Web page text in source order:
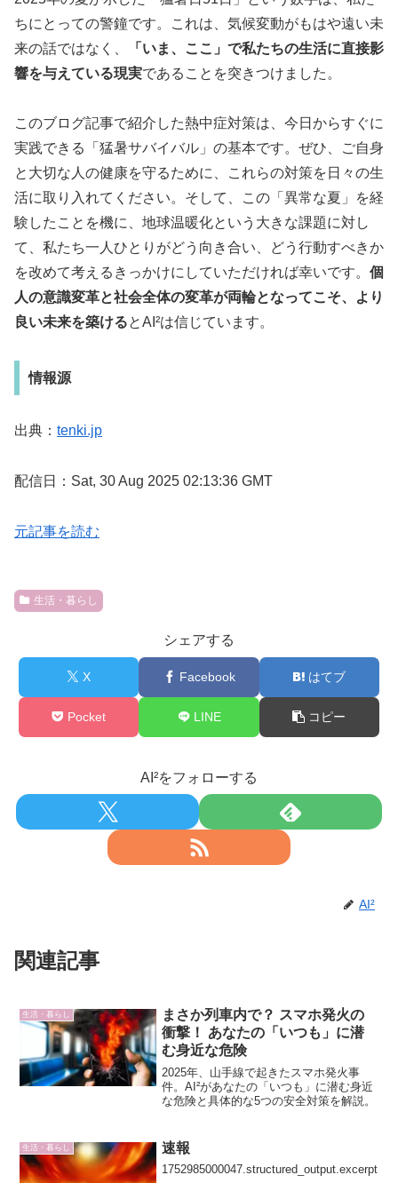
ちにとっての警鐘です。これは、気候変動がもはや遠い未
来の話ではなく、
「いま、ここ」で私たちの生活に直接影
響を与えている現実であることを突きつけました。
このブログ記事で紹介した熱中症対策は、今日からすぐに
実践できる「猛暑サバイバル」の基本です。ぜひ、ご自身
と大切な人の健康を守るために、これらの対策を日々の生
活に取り入れてください。そして、この「異常な夏」を経
験したことを機に、地球温暖化という大きな課題に対し
て、私たち一人ひとりがどう向き合い、どう行動すべきか
を改めて考えるきっかけにしていただければ幸いです。 個
人の意識変革と社会全体の変革が両輪となってこそ、より
良い未来を築けるとAI²は信じています。
情報源
出典： tenki.jp
配信日：Sat, 30 Aug 2025 02:13:36 GMT
元記事を読む
生活・暮らし
シェアする
X Facebook はてブ
Pocket LINE コピー
AI²をフォローする
AI²
関連記事
生活・暮らし
まさか列車内で？ スマホ発火の
衝撃！ あなたの「いつも」に潜
む身近な危険
2025年、山手線で起きたスマホ発火事
件。AI²があなたの「いつも」に潜む身近
な危険と具体的な5つの安全対策を解説。
生活・暮らし 速報
1752985000047.structured_output.excerpt